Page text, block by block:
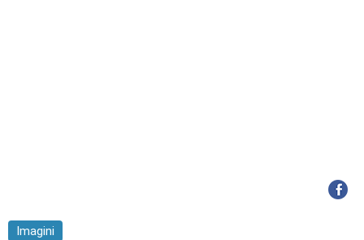
Imagini